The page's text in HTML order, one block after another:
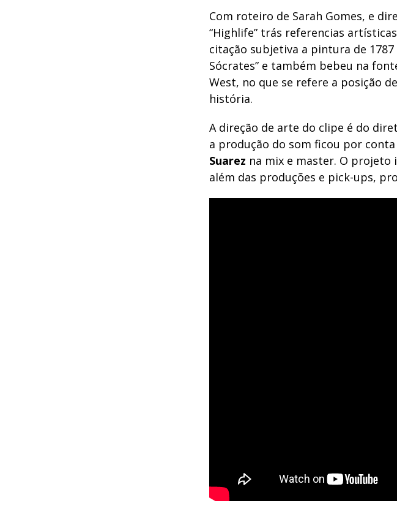
Com roteiro de Sarah Gomes, e
“Highlife” trás referencias
citação subjetiva a pintura de 1787
Sócrates” e também bebeu na
West, no que se refere a posição
história.
A direção de arte do clipe é do
a produção do som ficou por
Suarez na mix e master. O projeto
além das produções e pick-ups,